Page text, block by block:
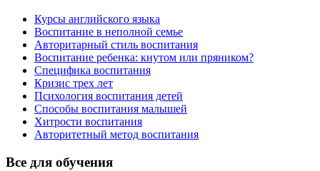
Курсы английского языка
Воспитание в неполной семье
Авторитарный стиль воспитания
Воспитание ребенка: кнутом или пряником?
Специфика воспитания
Кризис трех лет
Психология воспитания детей
Способы воспитания малышей
Хитрости воспитания
Авторитетный метод воспитания
Все для обучения